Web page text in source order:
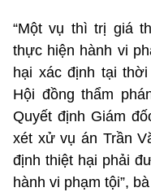
“Một vụ thì trị giá
thực hiện hành vi
hại xác định tại
Hội đồng thẩm
Quyết định Giám
xét xử vụ án Trần
định thiệt hại phải
hành vi phạm tội”,